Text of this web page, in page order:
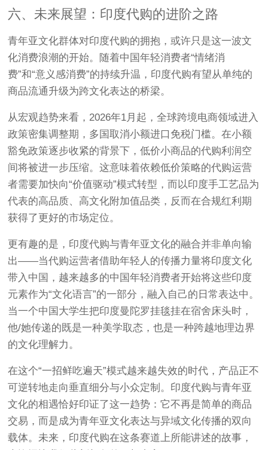
六、未来展望：印度代购的进阶之路
青年亚文化群体对印度代购的拥抱，或许只是这一波文
化消费浪潮的开始。随着中国年轻消费者“情绪消
费”和“意义感消费”的持续升温，印度代购有望从单纯的
商品流通升级为跨文化表达的桥梁。
从宏观趋势来看，2026年1月起，全球跨境电商领域进入
政策密集调整期，多国取消小额进口免税门槛。在小额
豁免政策逐步收紧的背景下，低价小商品的代购利润空
间将被进一步压缩。这意味着依赖低价策略的代购运营
者需要加快向“价值驱动”模式转型，而以印度手工艺品为
代表的高品质、高文化附加值品类，反而在合规红利期
获得了更好的市场定位。
更有趣的是，印度代购与青年亚文化的融合并非单向输
出——当代购运营者借助年轻人的传播力量将印度文化
带入中国，越来越多的中国年轻消费者开始将这些印度
元素作为“文化语言”的一部分，融入自己的日常表达中。
当一个中国大学生把印度曼陀罗挂毯挂在宿舍床头时，
他/她传递的既是一种美学取态，也是一种跨越地理边界
的文化理解力。
在这个“一招鲜吃遍天”模式越来越失效的时代，产品正不
可逆转地走向垂直细分与小众定制 。印度代购与青年亚
文化的相遇恰好印证了这一趋势：它不再是简单的商品
交易，而是成为青年亚文化表达与异域文化传播的双向
载体。未来，印度代购在这条赛道上所能讲述的故事，